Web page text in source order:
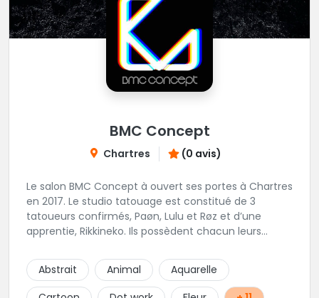
BMC Concept
Chartres (0 avis)
Le salon BMC Concept à ouvert ses portes à Chartres
en 2017. Le studio tatouage est constitué de 3
tatoueurs confirmés, Paøn, Lulu et Røz et d’une
apprentie, Rikkineko. Ils possèdent chacun leurs
souhaitant se faire tatouer de pouvoir construire un
projet entièrement personnalisé. Une pierceuse est
présente en Guest environ une semaine par mois au
Abstrait Animal
Aquarelle